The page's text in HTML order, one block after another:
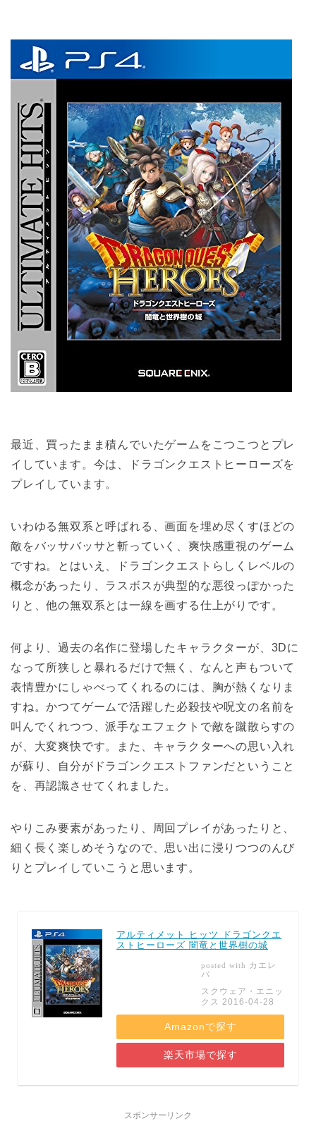
最近、買ったまま積んでいたゲームをこつこつとプレ
イしています。今は、ドラゴンクエストヒーローズを
プレイしています。
いわゆる無双系と呼ばれる、画面を埋め尽くすほどの
敵をバッサバッサと斬っていく、爽快感重視のゲーム
ですね。とはいえ、ドラゴンクエストらしくレベルの
概念があったり、ラスボスが典型的な悪役っぽかった
りと、他の無双系とは一線を画する仕上がりです。
何より、過去の名作に登場したキャラクターが、3Dに
なって所狭しと暴れるだけで無く、なんと声もついて
表情豊かにしゃべってくれるのには、胸が熱くなりま
すね。かつてゲームで活躍した必殺技や呪文の名前を
叫んでくれつつ、派手なエフェクトで敵を蹴散らすの
が、大変爽快です。また、キャラクターへの思い入れ
が蘇り、自分がドラゴンクエストファンだということ
を、再認識させてくれました。
やりこみ要素があったり、周回プレイがあったりと、
細く長く楽しめそうなので、思い出に浸りつつのんび
りとプレイしていこうと思います。
アルティメット ヒッツ ドラゴンクエ
ストヒーローズ 闇竜と世界樹の城
posted with カエレ
バ
スクウェア・エニッ
クス 2016-04-28
Amazonで探す
楽天市場で探す
スポンサーリンク